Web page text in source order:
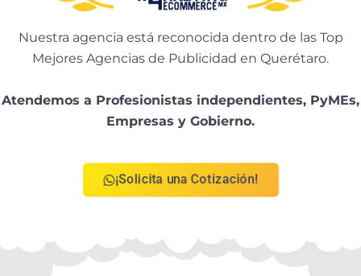
Nuestra agencia está reconocida dentro de las Top
Mejores Agencias de Publicidad en Querétaro.
Atendemos a Profesionistas independientes, PyMEs,
Empresas y Gobierno.
¡Solicita una Cotización!